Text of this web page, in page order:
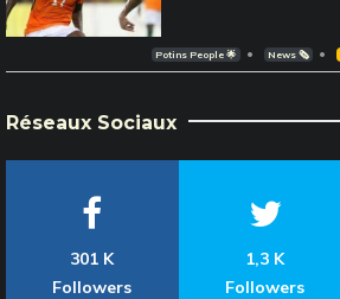
Potins People 🌟 News 🗞️
Réseaux Sociaux
301 K
Followers
1,3 K
Followers